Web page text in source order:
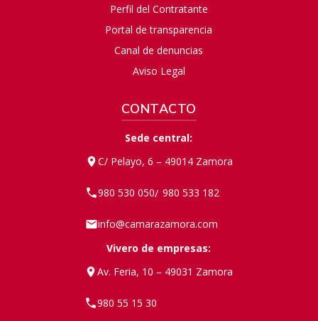
Perfil del Contratante
Portal de transparencia
Canal de denuncias
Aviso Legal
CONTACTO
Sede central:
C/ Pelayo, 6 – 49014 Zamora
980 530 050/ 980 533 182
info@camarazamora.com
Vivero de empresas:
Av. Feria, 10 – 49031 Zamora
980 55 15 30